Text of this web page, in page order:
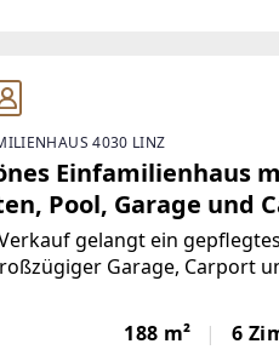
4030 LINZ
Einfamilienhaus
Pool, Garage und
Werkstatt in 4030
gelangt ein
Garage, Carport
nahe Linz.Die
Wohnen mit einer sehr
188 m² 6